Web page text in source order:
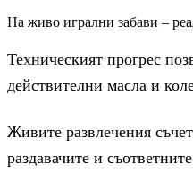
На живо игрални забави –
Техническият прогрес
действителни масла и
Живите развлечения
раздавачите и